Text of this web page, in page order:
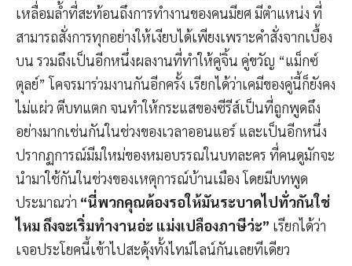
เหลื่อมล้ำที่สะท้อนถึงการทำงานของคนมียศ มีตำแหน่ง ที่
สามารถสั่งการทุกอย่างให้เงียบได้เพียงเพราะคำสั่งจากเบื้อง
บน รวมถึงเป็นอีกหนึ่งผลงานที่ทำให้คู่จิ้น คู่ขวัญ “แม็กซ์
ตุลย์” โคจรมาร่วมงานกันอีกครั้ง เรียกได้ว่าเคมีของคู่นี้ก็ยังคง
ไม่แผ่ว ตีบทแตก จนทำให้กระแสของซีรีส์เป็นที่ถูกพูดถึง
อย่างมากเช่นกันในช่วงของเวลาออนแอร์ และเป็นอีกหนึ่ง
ปรากฏการณ์มีมใหม่ของหมอบรรณในบทละคร ที่คนดูมักจะ
นำมาใช้กันในช่วงของเหตุการณ์บ้านเมือง โดยมีบทพูด
ประมาณว่า “นี่พวกคุณต้องรอให้มันระบาดไปทั่วกันใช่
ไหม ถึงจะเริ่มทำงานอ่ะ แม่งเปลืองภาษีว่ะ” เรียกได้ว่า
เจอประโยคนี้เข้าไปสะดุ้งทั้งไทม์ไลน์กันเลยทีเดียว